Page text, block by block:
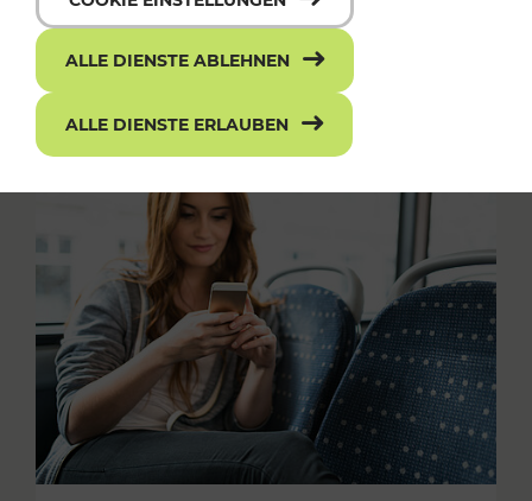
ALLE DIENSTE ABLEHNEN
ALLE DIENSTE ERLAUBEN